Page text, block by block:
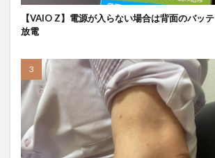
【VAIO Z】電源が入らない場合は背面のバッ
放電